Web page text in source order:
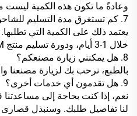
وعادةً ما تكون هذه الكمية ليست
7. كم تستغرق مدة التسليم للشاحن؟
يعتمد ذلك على الكمية التي
خلال 1-3 أيام، ودورة تسليم منتج OEM تتراوح بين 5 إلى 14 يومًا.
8. هل يمكنني زيارة مصنعكم؟
بالطبع، نرحب بك لزيارة مصنعنا
9. هل تقدمون أي خدمات أخرى؟
نعم، إذا كنت بحاجة إلى
لنا تفاصيل طلبك. وسنبذل